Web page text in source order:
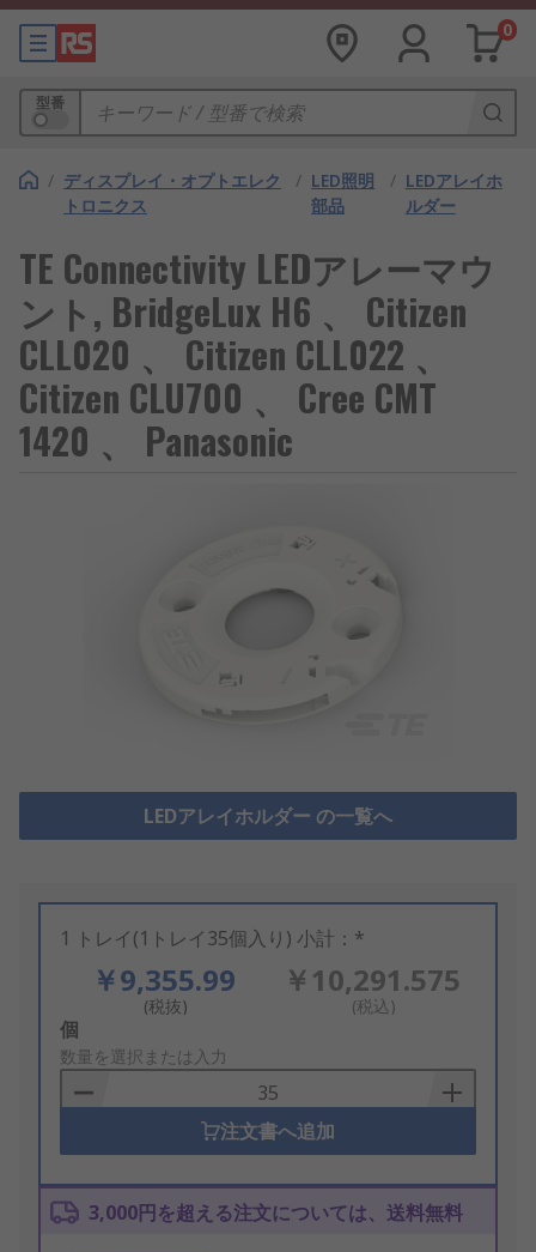
0
型番
/ ディスプレイ・オプトエレク
トロニクス
/ LED照明
部品
/ LEDアレイホ
ルダー
TE Connectivity LEDアレーマウ
ント, BridgeLux H6 、 Citizen
CLL020 、 Citizen CLL022 、
Citizen CLU700 、 Cree CMT
1420 、 Panasonic
LEDアレイホルダー の一覧へ
1 トレイ(1トレイ35個入り) 小計：*
￥9,355.99
(税抜)
￥10,291.575
(税込)
Add
to
Basket
個
数量を選択または入力
注文書へ追加
3,000円を超える注文については、送料無料